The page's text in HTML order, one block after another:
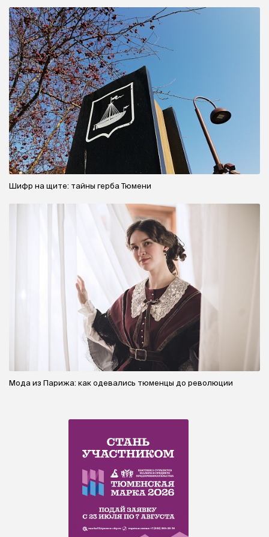
Шифр на щите: тайны герба Тюмени
Мода из Парижа: как одевались тюменцы до революции